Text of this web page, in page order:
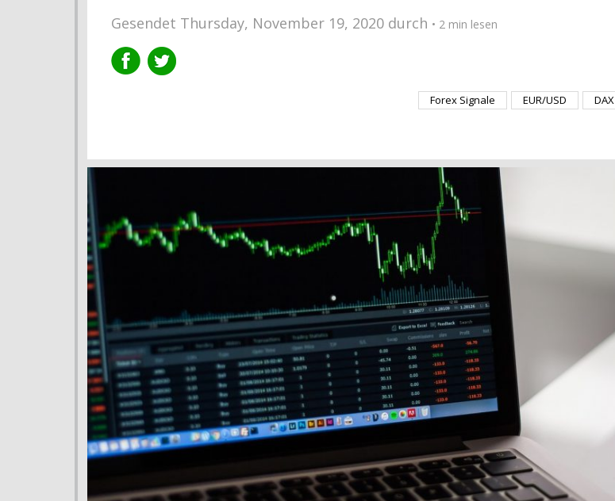
Gesendet Thursday, November 19, 2020 durch • 2 min lesen
DAX
EUR/USD
Forex Signale